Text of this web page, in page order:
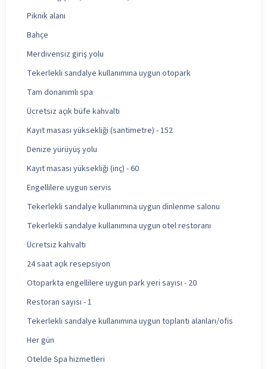
Piknik alanı
Bahçe
Merdivensiz giriş yolu
Tekerlekli sandalye kullanımına uygun otopark
Tam donanımlı spa
Ücretsiz açık büfe kahvaltı
Kayıt masası yüksekliği (santimetre) - 152
Denize yürüyüş yolu
Kayıt masası yüksekliği (inç) - 60
Engellilere uygun servis
Tekerlekli sandalye kullanımına uygun dinlenme salonu
Tekerlekli sandalye kullanımına uygun otel restoranı
Ücretsiz kahvaltı
24 saat açık resepsiyon
Otoparkta engellilere uygun park yeri sayısı - 20
Restoran sayısı - 1
Tekerlekli sandalye kullanımına uygun toplantı alanları/ofis
Her gün
Otelde Spa hizmetleri